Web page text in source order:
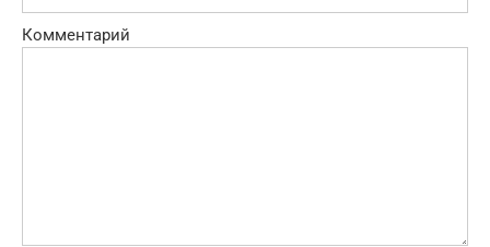
Комментарий